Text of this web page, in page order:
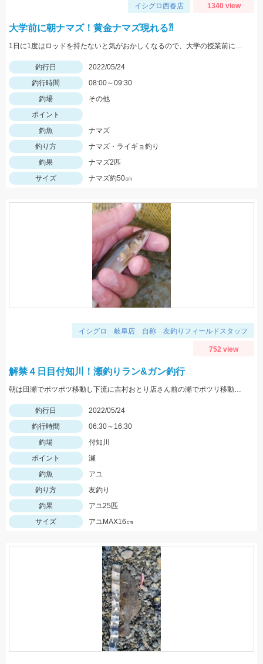
イシグロ西春店 1340 view
大学前に朝ナマズ！黄金ナマズ現れる⁈
1日に1度はロッドを持たないと気がおかしくなるので、大学の授業前にナマズと遊んできました。
釣行日
2022/05/24
釣行時間
08:00～09:30
釣場
その他
ポイント
釣魚
ナマズ
釣り方
ナマズ・ライギョ釣り
釣果
ナマズ2匹
サイズ
ナマズ約50㎝
イシグロ 岐阜店 自称 友釣りフィールドスタッフ
752 view
解禁４日目付知川！瀬釣りラン&ガン釣行
朝は田瀬でポツポツ移動し下流に吉村おとり店さん前の瀬でポツリ移動し上流いなりはし下流の瀬の中でポツポツσ(^_^;)
釣行日
2022/05/24
釣行時間
06:30～16:30
釣場
付知川
ポイント
瀬
釣魚
アユ
釣り方
友釣り
釣果
アユ25匹
サイズ
アユMAX16㎝